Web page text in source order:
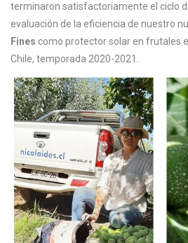
terminaron satisfactoriamente el ciclo
evaluación de la eficiencia de nuestro
Fines como protector solar en frutales
Chile, temporada 2020-2021.